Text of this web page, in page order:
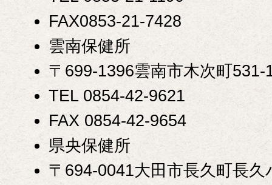
FAX0853-21-7428
雲南保健所
〒699-1396雲南市木次町531-
TEL 0854-42-9621
FAX 0854-42-9654
県央保健所
〒694-0041大田市長久町長久